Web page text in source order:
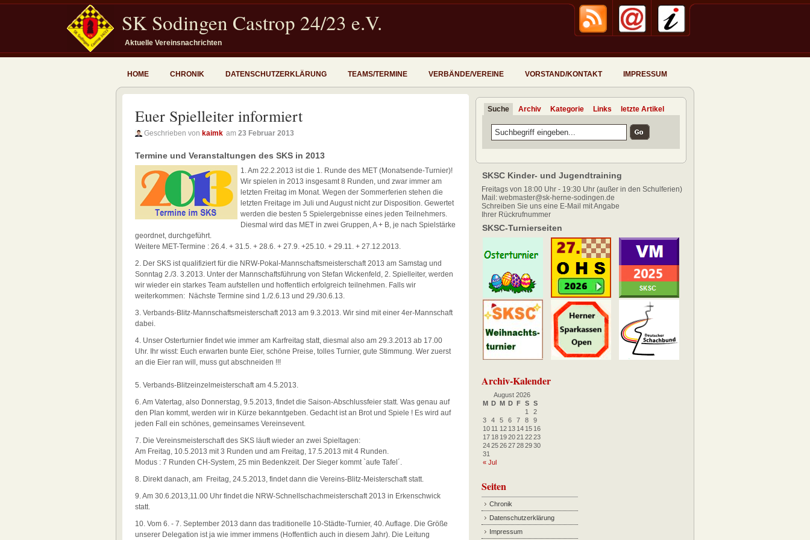
SK Sodingen Castrop 24/23 e.V.
Aktuelle Vereinsnachrichten
HOME CHRONIK DATENSCHUTZERKLÄRUNG TEAMS/TERMINE VERBÄNDE/VEREINE VORSTAND/KONTAKT IMPRESSUM
Euer Spielleiter informiert
Geschrieben von kaimk am 23 Februar 2013
Termine und Veranstaltungen des SKS in 2013
1. Am 22.2.2013 ist die 1. Runde des MET (Monatsende-Turnier)!
Wir spielen in 2013 insgesamt 8 Runden, und zwar immer am
letzten Freitag im Monat. Wegen der Sommerferien stehen die
letzten Freitage im Juli und August nicht zur Disposition. Gewertet
werden die besten 5 Spielergebnisse eines jeden Teilnehmers.
Diesmal wird das MET in zwei Gruppen, A + B, je nach Spielstärke
geordnet, durchgeführt.
Weitere MET-Termine : 26.4. + 31.5. + 28.6. + 27.9. +25.10. + 29.11. + 27.12.2013.
2. Der SKS ist qualifiziert für die NRW-Pokal-Mannschaftsmeisterschaft 2013 am Samstag und
Sonntag 2./3. 3.2013. Unter der Mannschaftsführung von Stefan Wickenfeld, 2. Spielleiter, werden
wir wieder ein starkes Team aufstellen und hoffentlich erfolgreich teilnehmen. Falls wir
weiterkommen: Nächste Termine sind 1./2.6.13 und 29./30.6.13.
3. Verbands-Blitz-Mannschaftsmeisterschaft 2013 am 9.3.2013. Wir sind mit einer 4er-Mannschaft
dabei.
4. Unser Osterturnier findet wie immer am Karfreitag statt, diesmal also am 29.3.2013 ab 17.00
Uhr. Ihr wisst: Euch erwarten bunte Eier, schöne Preise, tolles Turnier, gute Stimmung. Wer zuerst
an die Eier ran will, muss gut abschneiden !!!
5. Verbands-Blitzeinzelmeisterschaft am 4.5.2013.
6. Am Vatertag, also Donnerstag, 9.5.2013, findet die Saison-Abschlussfeier statt. Was genau auf
den Plan kommt, werden wir in Kürze bekanntgeben. Gedacht ist an Brot und Spiele ! Es wird auf
jeden Fall ein schönes, gemeinsames Vereinsevent.
7. Die Vereinsmeisterschaft des SKS läuft wieder an zwei Spieltagen:
Am Freitag, 10.5.2013 mit 3 Runden und am Freitag, 17.5.2013 mit 4 Runden.
Modus : 7 Runden CH-System, 25 min Bedenkzeit. Der Sieger kommt `aufe Tafel´.
8. Direkt danach, am Freitag, 24.5.2013, findet dann die Vereins-Blitz-Meisterschaft statt.
9. Am 30.6.2013,11.00 Uhr findet die NRW-Schnellschachmeisterschaft 2013 in Erkenschwick
statt.
10. Vom 6. - 7. September 2013 dann das traditionelle 10-Städte-Turnier, 40. Auflage. Die Größe
unserer Delegation ist ja wie immer immens (Hoffentlich auch in diesem Jahr). Die Leitung
Suche Archiv Kategorie Links letzte Artikel
SKSC Kinder- und Jugendtraining
Freitags von 18:00 Uhr - 19:30 Uhr (außer in den Schulferien)
Mail: webmaster@sk-herne-sodingen.de
Schreiben Sie uns eine E-Mail mit Angabe
Ihrer Rückrufnummer
SKSC-Turnierseiten
Archiv-Kalender
August 2026
M D M D F S S
« Jul
1
2
3
4 5 6 7 8
9
10 11 12 13 14 15 16
17 18 192021 2223
24252627282930
31
Seiten
Chronik
Datenschutzerklärung
Impressum